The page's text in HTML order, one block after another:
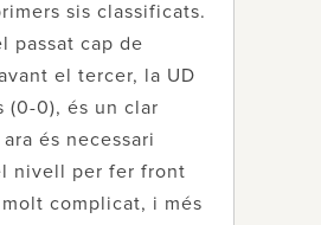
sis classificats.
passat cap de
el tercer, la UD
(0-0), és un clar
és necessari
nivell per fer front
molt complicat, i més